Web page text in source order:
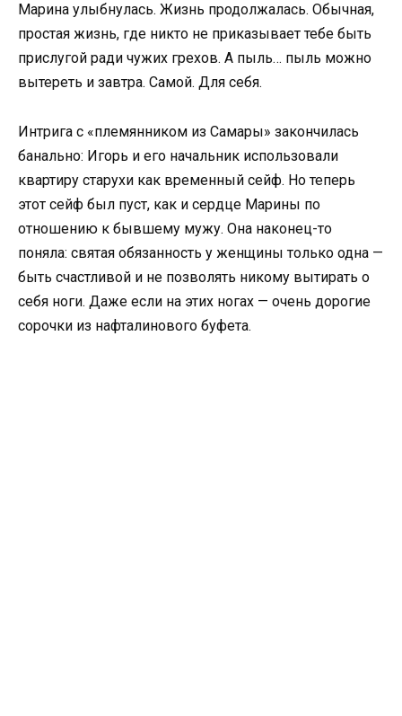
Марина улыбнулась. Жизнь продолжалась. Обычная,
простая жизнь, где никто не приказывает тебе быть
прислугой ради чужих грехов. А пыль… пыль можно
вытереть и завтра. Самой. Для себя.
Интрига с «племянником из Самары» закончилась
банально: Игорь и его начальник использовали
квартиру старухи как временный сейф. Но теперь
этот сейф был пуст, как и сердце Марины по
отношению к бывшему мужу. Она наконец-то
поняла: святая обязанность у женщины только одна —
быть счастливой и не позволять никому вытирать о
себя ноги. Даже если на этих ногах — очень дорогие
сорочки из нафталинового буфета.